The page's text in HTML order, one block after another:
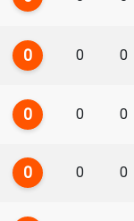
0 0 0
0 0 0
0 0 0